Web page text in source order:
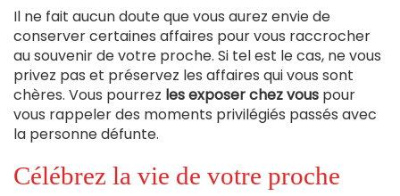
Il ne fait aucun doute que vous aurez envie de
conserver certaines affaires pour vous raccrocher
au souvenir de votre proche. Si tel est le cas, ne vous
privez pas et préservez les affaires qui vous sont
chères. Vous pourrez les exposer chez vous pour
vous rappeler des moments privilégiés passés avec
la personne défunte.
Célébrez la vie de votre proche